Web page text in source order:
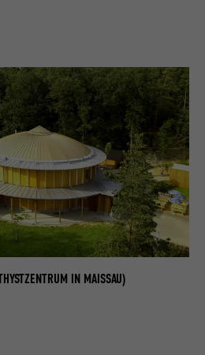
IN MAISSAU)